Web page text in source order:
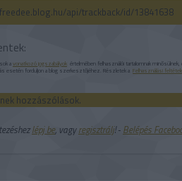
api/trackback/id/13841638
avonatkozó jogszabályok értelmében felhasználói tartalomnak minősülnek,
esetén forduljon a blog szerkesztőjéhez. Részletek a Felhasználási
hozzászólások.
lépj be, vagyregisztrálj! ‐ Belépés